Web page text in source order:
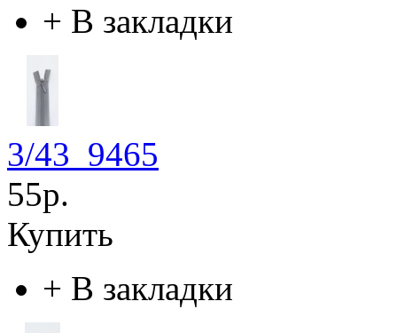
+ В закладки
3/43_9465
55р.
Купить
+ В закладки